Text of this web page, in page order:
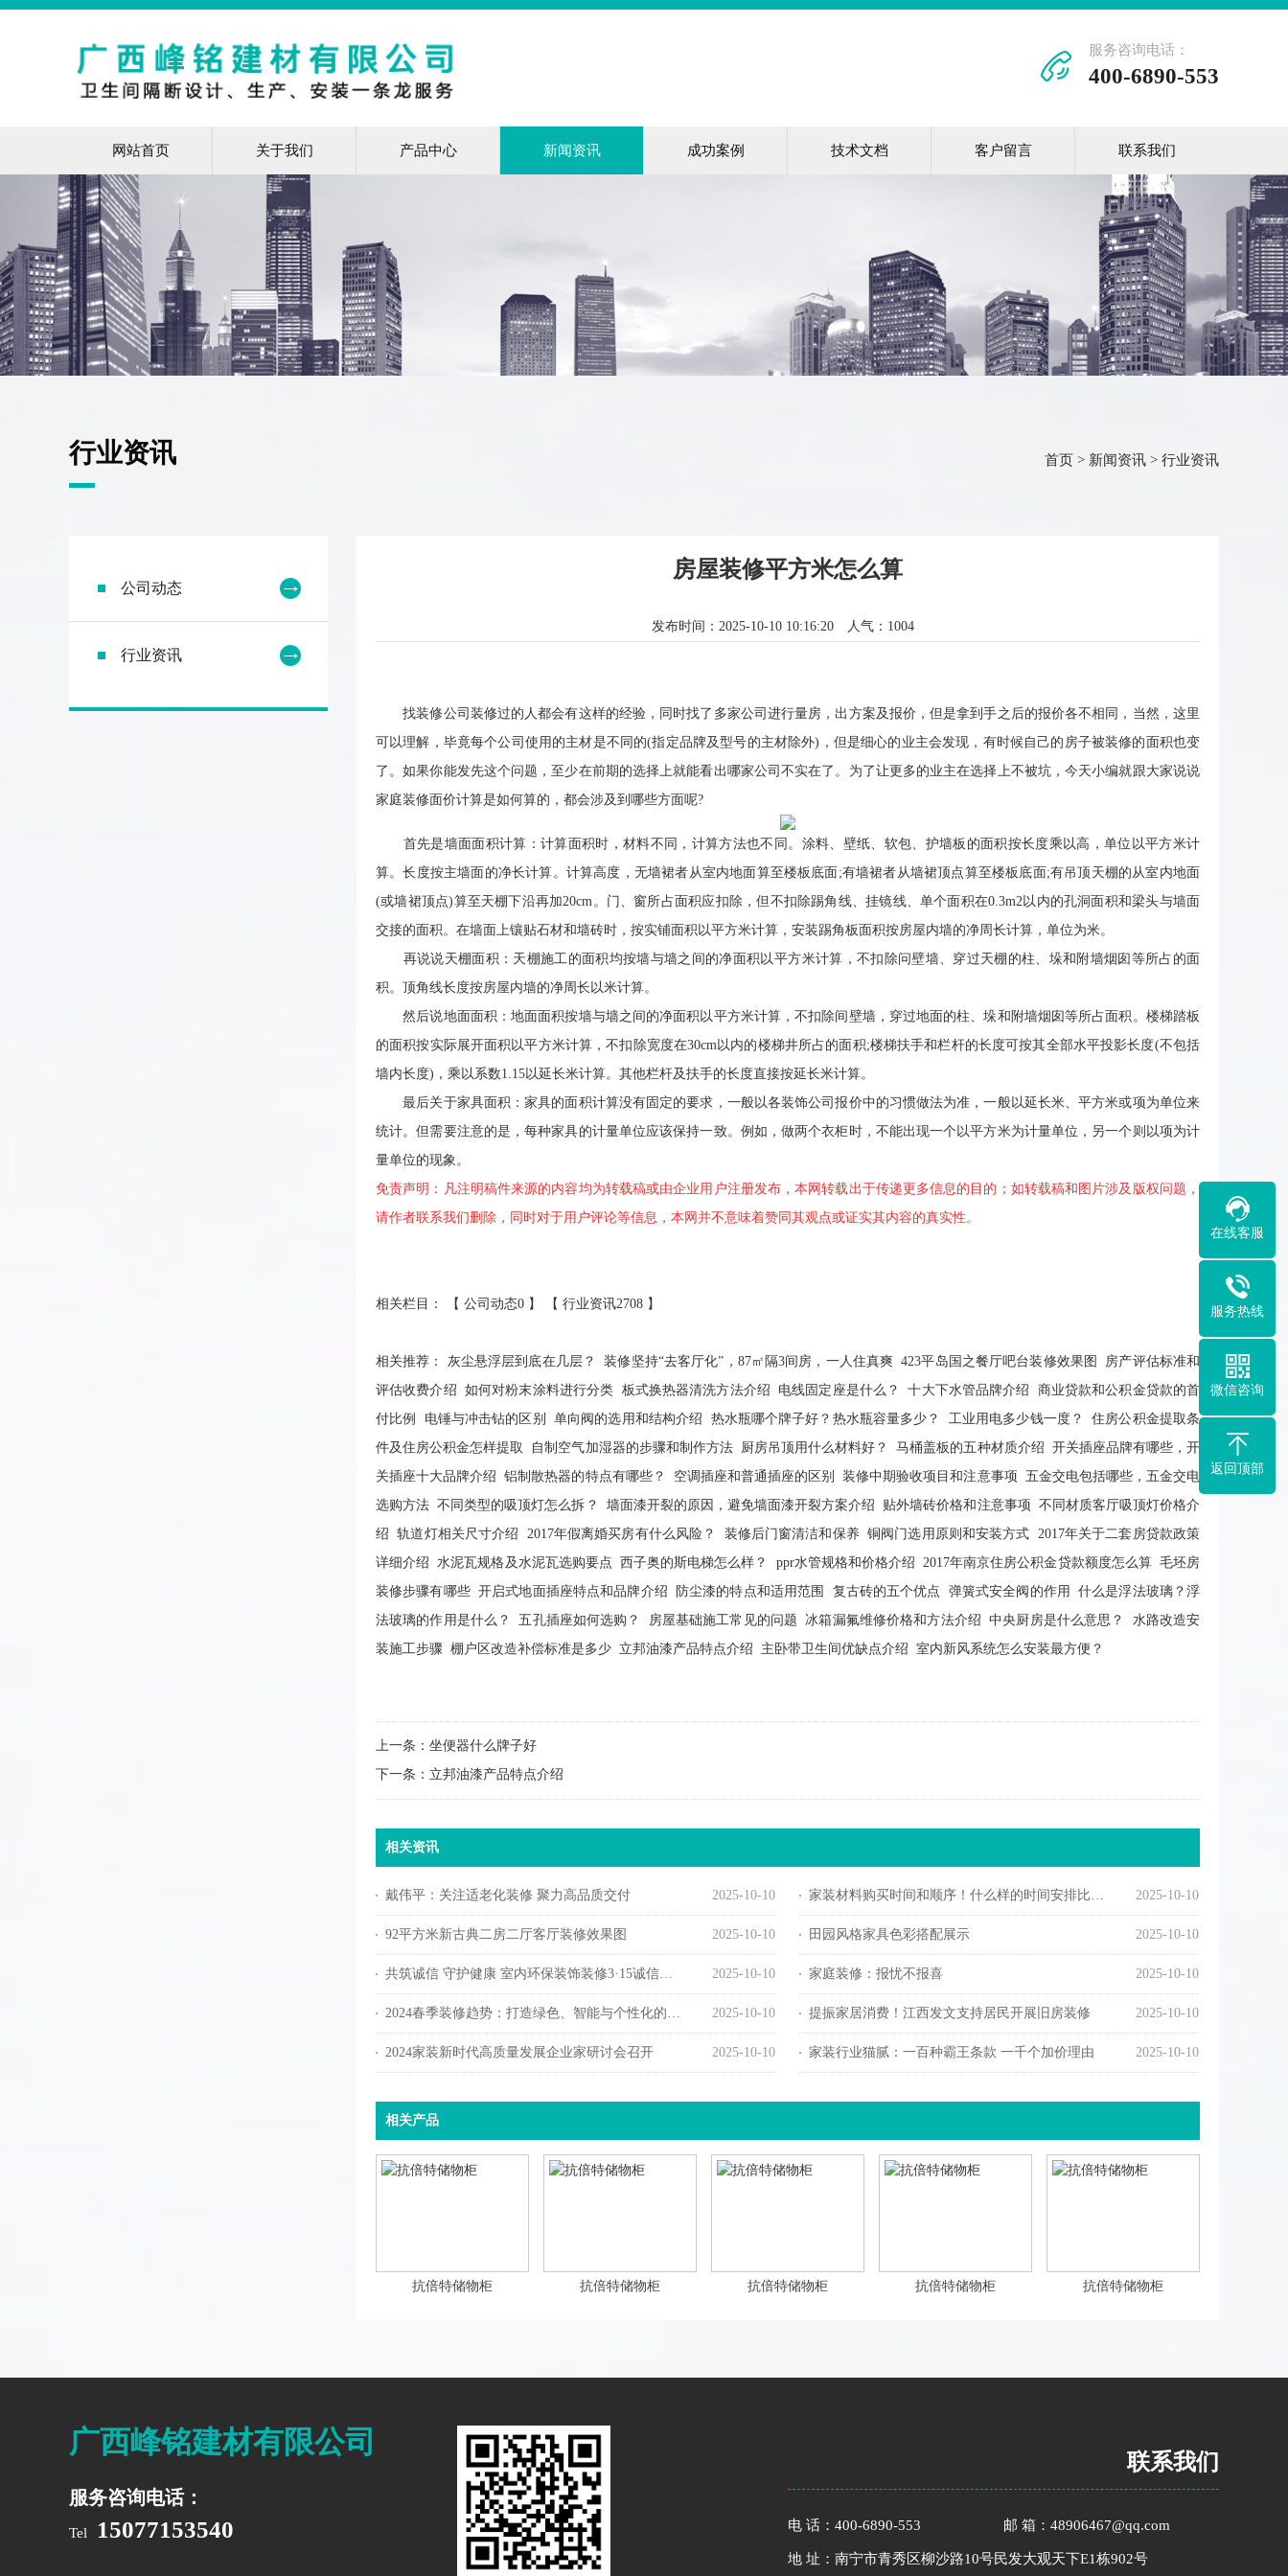
服务咨询电话：
400-6890-553
网站首页 关于我们 产品中心 新闻资讯 成功案例 技术文档 客户留言 联系我们
行业资讯 首页 > 新闻资讯 > 行业资讯
公司动态
行业资讯
房屋装修平方米怎么算
发布时间：2025-10-10 10:16:20 人气： 1004
找装修公司装修过的人都会有这样的经验，同时找了多家公司进行量房，出方案及报价，但是拿到手之后的报价各不相同，当然，这里
可以理解，毕竟每个公司使用的主材是不同的(指定品牌及型号的主材除外)，但是细心的业主会发现，有时候自己的房子被装修的面积也变
了。如果你能发先这个问题，至少在前期的选择上就能看出哪家公司不实在了。为了让更多的业主在选择上不被坑，今天小编就跟大家说说
家庭装修面价计算是如何算的，都会涉及到哪些方面呢?
首先是墙面面积计算：计算面积时，材料不同，计算方法也不同。涂料、壁纸、软包、护墙板的面积按长度乘以高，单位以平方米计
算。长度按主墙面的净长计算。计算高度，无墙裙者从室内地面算至楼板底面;有墙裙者从墙裙顶点算至楼板底面;有吊顶天棚的从室内地面
(或墙裙顶点)算至天棚下沿再加20cm。门、窗所占面积应扣除，但不扣除踢角线、挂镜线、单个面积在0.3m2以内的孔洞面积和梁头与墙面
交接的面积。在墙面上镶贴石材和墙砖时，按实铺面积以平方米计算，安装踢角板面积按房屋内墙的净周长计算，单位为米。
再说说天棚面积：天棚施工的面积均按墙与墙之间的净面积以平方米计算，不扣除问壁墙、穿过天棚的柱、垛和附墙烟囱等所占的面
积。顶角线长度按房屋内墙的净周长以米计算。
然后说地面面积：地面面积按墙与墙之间的净面积以平方米计算，不扣除间壁墙，穿过地面的柱、垛和附墙烟囱等所占面积。楼梯踏板
的面积按实际展开面积以平方米计算，不扣除宽度在30cm以内的楼梯井所占的面积;楼梯扶手和栏杆的长度可按其全部水平投影长度(不包括
墙内长度)，乘以系数1.15以延长米计算。其他栏杆及扶手的长度直接按延长米计算。
最后关于家具面积：家具的面积计算没有固定的要求，一般以各装饰公司报价中的习惯做法为准，一般以延长米、平方米或项为单位来
统计。但需要注意的是，每种家具的计量单位应该保持一致。例如，做两个衣柜时，不能出现一个以平方米为计量单位，另一个则以项为计
量单位的现象。
免责声明：凡注明稿件来源的内容均为转载稿或由企业用户注册发布，本网转载出于传递更多信息的目的；如转载稿和图片涉及版权问题，
请作者联系我们删除，同时对于用户评论等信息，本网并不意味着赞同其观点或证实其内容的真实性。
相关栏目： 【 公司动态0 】 【 行业资讯2708 】
相关推荐： 灰尘悬浮层到底在几层？ 装修坚持“去客厅化”，87㎡隔3间房，一人住真爽 423平岛国之餐厅吧台装修效果图
房产评估标准和
评估收费介绍 如何对粉末涂料进行分类 板式换热器清洗方法介绍 电线固定座是什么？ 十大下水管品牌介绍
商业贷款和公积金贷款的首
付比例
电锤与冲击钻的区别 单向阀的选用和结构介绍 热水瓶哪个牌子好？热水瓶容量多少？ 工业用电多少钱一度？
住房公积金提取条
件及住房公积金怎样提取
自制空气加湿器的步骤和制作方法 厨房吊顶用什么材料好？ 马桶盖板的五种材质介绍 开关插座品牌有哪些，开
关插座十大品牌介绍
铝制散热器的特点有哪些？ 空调插座和普通插座的区别 装修中期验收项目和注意事项 五金交电包括哪些，五金交电
选购方法 不同类型的吸顶灯怎么拆？ 墙面漆开裂的原因，避免墙面漆开裂方案介绍 贴外墙砖价格和注意事项 不同材质客厅吸顶灯价格介
绍
轨道灯相关尺寸介绍 2017年假离婚买房有什么风险？ 装修后门窗清洁和保养 铜阀门选用原则和安装方式 2017年关于二套房贷款政策
详细介绍
水泥瓦规格及水泥瓦选购要点 西子奥的斯电梯怎么样？ ppr水管规格和价格介绍 2017年南京住房公积金贷款额度怎么算 毛坯房
装修步骤有哪些 开启式地面插座特点和品牌介绍 防尘漆的特点和适用范围 复古砖的五个优点 弹簧式安全阀的作用
什么是浮法玻璃？浮
法玻璃的作用是什么？
五孔插座如何选购？ 房屋基础施工常见的问题 冰箱漏氟维修价格和方法介绍 中央厨房是什么意思？
水路改造安
装施工步骤 棚户区改造补偿标准是多少 立邦油漆产品特点介绍 主卧带卫生间优缺点介绍 室内新风系统怎么安装最方便？
上一条： 坐便器什么牌子好
下一条： 立邦油漆产品特点介绍
相关资讯
2025-10-10
戴伟平：关注适老化装修 聚力高品质交付 2025-10-10
家装材料购买时间和顺序！什么样的时间安排比较合理
2025-10-10
92平方米新古典二房二厅客厅装修效果图 2025-10-10
田园风格家具色彩搭配展示
2025-10-10
共筑诚信 守护健康 室内环保装饰装修3·15诚信宣言活动举办 2025-10-10
家庭装修：报忧不报喜
2025-10-10
2024春季装修趋势：打造绿色、智能与个性化的居住空间 2025-10-10
提振家居消费！江西发文支持居民开展旧房装修
2025-10-10
2024家装新时代高质量发展企业家研讨会召开 2025-10-10
家装行业猫腻：一百种霸王条款 一千个加价理由
相关产品
抗倍特储物柜 抗倍特储物柜 抗倍特储物柜 抗倍特储物柜 抗倍特储物柜
广西峰铭建材有限公司
服务咨询电话：
Tel 15077153540
联系我们
电 话：400-6890-553 邮 箱：48906467@qq.com
地 址：南宁市青秀区柳沙路10号民发大观天下E1栋902号
在线客服
服务热线
微信咨询
返回顶部